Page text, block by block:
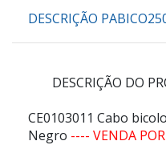
DESCRIÇÃO
DESCRIÇÃO DO
CE0103011 Cabo
Negro ---- VENDA